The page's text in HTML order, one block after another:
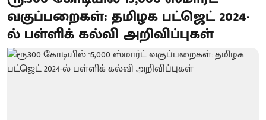
வகுப்பறைகள்: தமிழக பட்ஜெட் 2024-
ல் பள்ளிக் கல்வி அறிவிப்புகள்